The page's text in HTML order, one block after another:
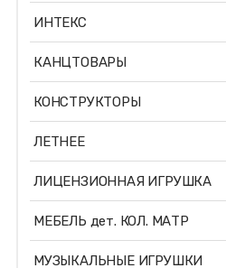
ИНТЕКС
КАНЦТОВАРЫ
КОНСТРУКТОРЫ
ЛЕТНЕЕ
ЛИЦЕНЗИОННАЯ ИГРУШКА
МЕБЕЛЬ дет. КОЛ. МАТР
МУЗЫКАЛЬНЫЕ ИГРУШКИ